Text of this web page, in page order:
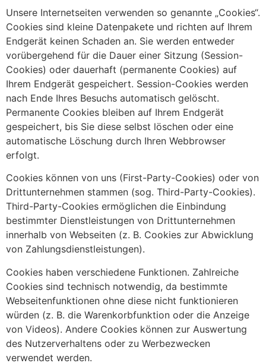
Unsere Internetseiten verwenden so genannte „Cookies“.
Cookies sind kleine Datenpakete und richten auf Ihrem
Endgerät keinen Schaden an. Sie werden entweder
vorübergehend für die Dauer einer Sitzung (Session-
Cookies) oder dauerhaft (permanente Cookies) auf
Ihrem Endgerät gespeichert. Session-Cookies werden
nach Ende Ihres Besuchs automatisch gelöscht.
Permanente Cookies bleiben auf Ihrem Endgerät
gespeichert, bis Sie diese selbst löschen oder eine
automatische Löschung durch Ihren Webbrowser
erfolgt.
Cookies können von uns (First-Party-Cookies) oder von
Drittunternehmen stammen (sog. Third-Party-Cookies).
Third-Party-Cookies ermöglichen die Einbindung
bestimmter Dienstleistungen von Drittunternehmen
innerhalb von Webseiten (z. B. Cookies zur Abwicklung
von Zahlungsdienstleistungen).
Cookies haben verschiedene Funktionen. Zahlreiche
Cookies sind technisch notwendig, da bestimmte
Webseitenfunktionen ohne diese nicht funktionieren
würden (z. B. die Warenkorbfunktion oder die Anzeige
von Videos). Andere Cookies können zur Auswertung
des Nutzerverhaltens oder zu Werbezwecken
verwendet werden.